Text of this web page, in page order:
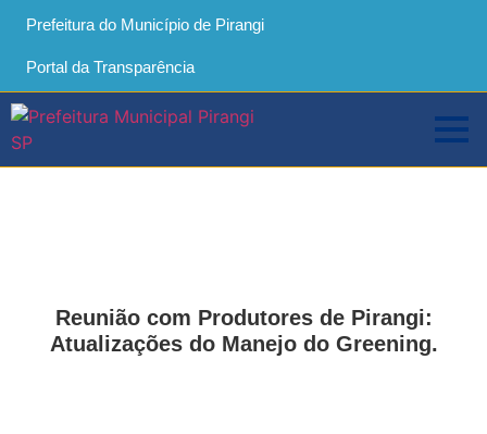
Prefeitura do Município de Pirangi
Portal da Transparência
Reunião com Produtores de Pirangi:
Atualizações do Manejo do Greening.